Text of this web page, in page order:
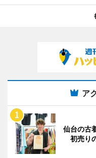
ア
仙台の古
初売り